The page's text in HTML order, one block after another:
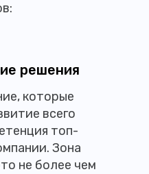
решения
которые
всего
топ-
Зона
не более чем